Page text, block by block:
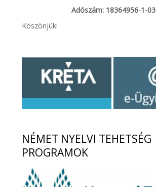
Adószám: 18364956-1-03
Köszönjük!
NÉMET NYELVI TEHETSÉG
PROGRAMOK